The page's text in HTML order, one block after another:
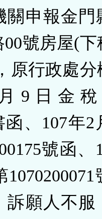
關申報金門
號房屋(
原行政處
9日金
函、107年
號函、
訴願人不服